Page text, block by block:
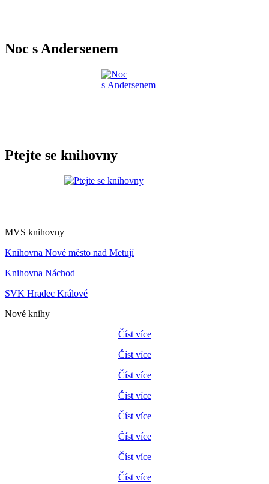
Noc s Andersenem
Ptejte se knihovny
MVS knihovny
Knihovna Nové město nad Metují
Knihovna Náchod
SVK Hradec Králové
Nové knihy
Číst více
Číst více
Číst více
Číst více
Číst více
Číst více
Číst více
Číst více